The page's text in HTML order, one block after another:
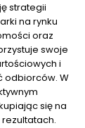
strategii
na rynku
oraz
swoje
i
odbiorców. W
się na